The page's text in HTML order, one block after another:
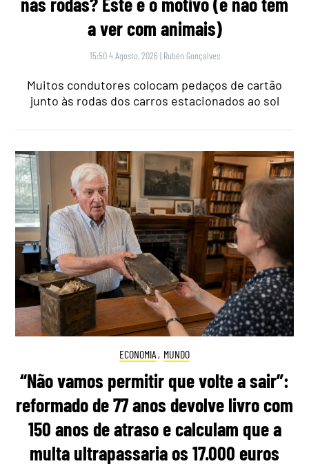
a ver com animais)
15:50 4 Agosto, 2026 | Rubén Gonçalves
Muitos condutores colocam pedaços de cartão
junto às rodas dos carros estacionados ao sol
ECONOMIA , MUNDO
“Não vamos permitir que volte a sair”:
reformado de 77 anos devolve livro com
150 anos de atraso e calculam que a
multa ultrapassaria os 17.000 euros